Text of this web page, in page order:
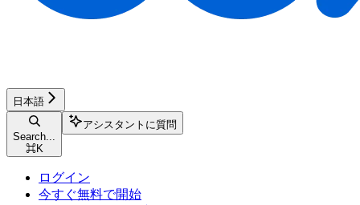
日本語
Search...
⌘K
アシスタントに質問
ログイン
今すぐ無料で開始